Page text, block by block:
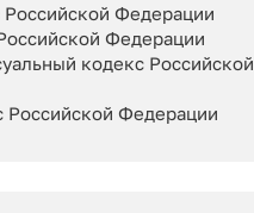
Федерации
Федерации
кодекс Российской
Российской Федерации